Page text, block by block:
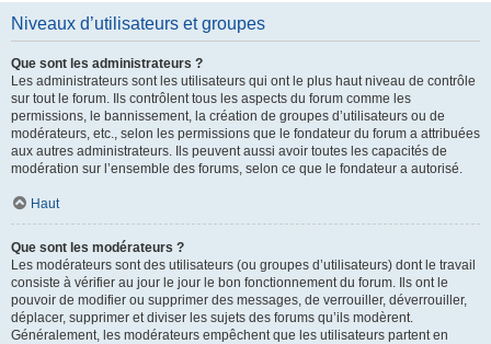
Niveaux d’utilisateurs et groupes
Que sont les administrateurs ?
Les administrateurs sont les utilisateurs qui ont le plus haut niveau de contrôle
sur tout le forum. Ils contrôlent tous les aspects du forum comme les
permissions, le bannissement, la création de groupes d’utilisateurs ou de
modérateurs, etc., selon les permissions que le fondateur du forum a attribuées
aux autres administrateurs. Ils peuvent aussi avoir toutes les capacités de
modération sur l’ensemble des forums, selon ce que le fondateur a autorisé.
Haut
Que sont les modérateurs ?
Les modérateurs sont des utilisateurs (ou groupes d’utilisateurs) dont le travail
consiste à vérifier au jour le jour le bon fonctionnement du forum. Ils ont le
pouvoir de modifier ou supprimer des messages, de verrouiller, déverrouiller,
déplacer, supprimer et diviser les sujets des forums qu’ils modèrent.
Généralement, les modérateurs empêchent que les utilisateurs partent en